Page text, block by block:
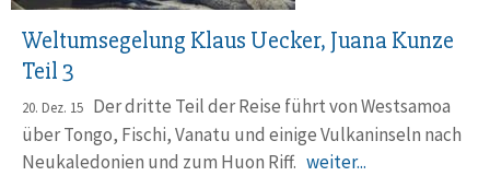
Weltumsegelung Klaus Uecker, Juana Kunze
Teil 3
20. Dez. 15 Der dritte Teil der Reise führt von Westsamoa
über Tongo, Fischi, Vanatu und einige Vulkaninseln nach
Neukaledonien und zum Huon Riff. weiter...